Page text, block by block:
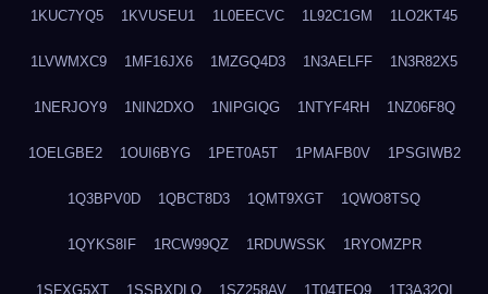
1KUC7YQ5 1KVUSEU1 1L0EECVC 1L92C1GM 1LO2KT45
1LVWMXC9 1MF16JX6 1MZGQ4D3 1N3AELFF 1N3R82X5
1NERJOY9 1NIN2DXO 1NIPGIQG 1NTYF4RH 1NZ06F8Q
1OELGBE2 1OUI6BYG 1PET0A5T 1PMAFB0V 1PSGIWB2
1Q3BPV0D 1QBCT8D3 1QMT9XGT 1QWO8TSQ
1QYKS8IF 1RCW99QZ 1RDUWSSK 1RYOMZPR
1SFXG5XT 1SSBXDLO 1SZ258AV 1T04TFO9 1T3A32QI